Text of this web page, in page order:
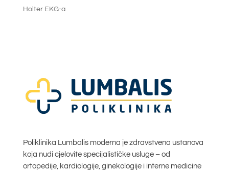
Holter EKG-a
Poliklinika Lumbalis moderna je zdravstvena ustanova
koja nudi cjelovite specijalističke usluge – od
ortopedije, kardiologije, ginekologije i interne medicine